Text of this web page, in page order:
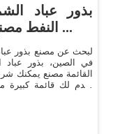
بذور عباد
النفط مصنع، الصين بذور عباد ...
لبحث عن مصنع بذور
في الصين، بذور عباد
القائمة مصنع يمكنك
نقدم لك قائمة كبيرة